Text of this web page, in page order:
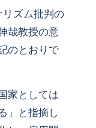
ズム批判の
哉教授の意
のとおりで
家としては
」と指摘し